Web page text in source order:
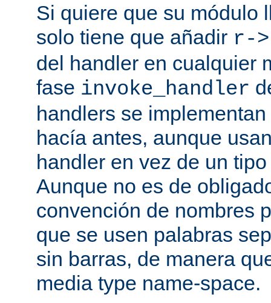
Si quiere que su módulo
solo tiene que añadir r-
del handler en cualquier
fase invoke_handler
handlers se
hacía antes, aunque
handler en vez de un
Aunque no es de
convención de nombres
que se usen palabras
sin barras, de manera
media type name-space.